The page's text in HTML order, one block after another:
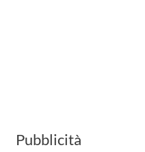
Pubblicità